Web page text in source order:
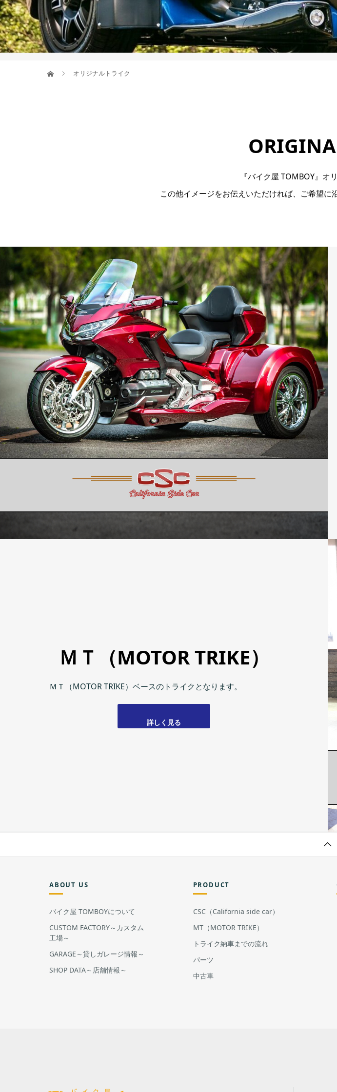
オリジナルトライク
『バイク屋 TOMBOY』オ
この他イメージをお伝えいただければ、ご希望に
ＭＴ（MOTOR TRIKE）
ＭＴ（MOTOR TRIKE）ベースのトライクとなります。
詳しく見る
ABOUT US
バイク屋 TOMBOYについて
CUSTOM FACTORY～カスタム
工場～
GARAGE～貸しガレージ情報～
SHOP DATA～店舗情報～
PRODUCT
CSC（California side car）
MT（MOTOR TRIKE）
トライク納車までの流れ
パーツ
中古車